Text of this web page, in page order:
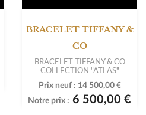
BRACELET TIFFANY &
CO
BRACELET TIFFANY & CO
COLLECTION "ATLAS"
Prix neuf : 14 500,00 €
Notre prix : 6 500,00 €